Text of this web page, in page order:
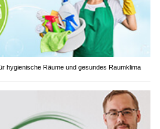
hygienische Räume und gesundes Raumklima